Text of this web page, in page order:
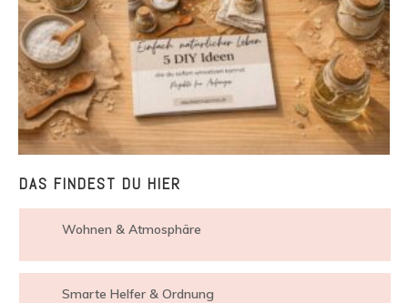
DAS FINDEST DU HIER
Wohnen & Atmosphäre
Smarte Helfer & Ordnung